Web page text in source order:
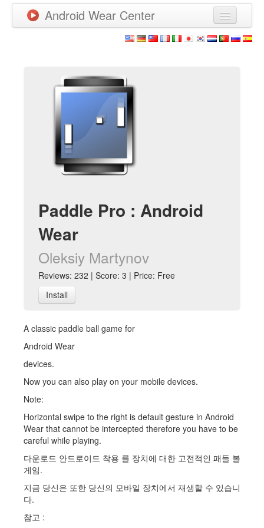
Android Wear Center
Games
New Releases
Watchfaces
Paddle Pro : Android
Wear
Oleksiy Martynov
Reviews: 232 | Score: 3 | Price: Free
Install
A classic paddle ball game for
Android Wear
devices.
Now you can also play on your mobile devices.
Note:
Horizontal swipe to the right is default gesture in Android
Wear that cannot be intercepted therefore you have to be
careful while playing.
다운로드 안드로이드 착용 를 장치에 대한 고전적인 패들 볼
게임.
지금 당신은 또한 당신의 모바일 장치에서 재생할 수 있습니
다.
참고 :